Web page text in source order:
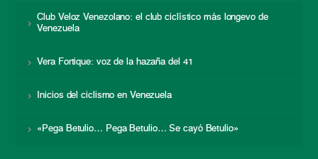
Club Veloz Venezolano: el club ciclístico más longevo de
Venezuela
Vera Fortique: voz de la hazaña del 41
Inicios del ciclismo en Venezuela
«Pega Betulio… Pega Betulio… Se cayó Betulio»